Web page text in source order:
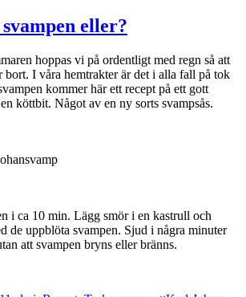
eller?
hoppas vi på ordentligt med regn så att
bort. I våra hemtrakter är det i alla fall på tok
kommer här ett recept på ett gott
köttbit. Något av en ny sorts svampsås.
i ca 10 min. Lägg smör i en kastrull och
de uppblöta svampen. Sjud i några minuter
att svampen bryns eller bränns.